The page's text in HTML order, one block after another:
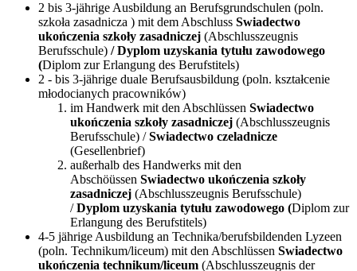
2 bis 3-jährige Ausbildung an Berufsgrundschulen (poln.
szkoła zasadnicza ) mit dem Abschluss Swiadectwo
ukończenia szkoły zasadniczej (Abschlusszeugnis
Berufsschule) / Dyplom uzyskania tytułu zawodowego
(Diplom zur Erlangung des Berufstitels)
2 - bis 3-jährige duale Berufsausbildung (poln. kształcenie
młodocianych pracowników)
im Handwerk mit den Abschlüssen Swiadectwo
ukończenia szkoły zasadniczej (Abschlusszeugnis
Berufsschule) /Swiadectwo czeladnicze
(Gesellenbrief)
außerhalb des Handwerks mit den
Abschöüssen Swiadectwo ukończenia szkoły
zasadniczej (Abschlusszeugnis Berufsschule)
/Dyplom uzyskania tytułu zawodowego (Diplom zur
Erlangung des Berufstitels)
4-5 jährige Ausbildung an Technika/berufsbildenden Lyzeen
(poln. Technikum/liceum) mit den Abschlüssen Swiadectwo
ukończenia technikum/liceum (Abschlusszeugnis der